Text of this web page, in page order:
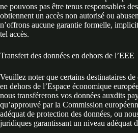
ne pouvons pas être tenus responsables
obtiennent un accès non autorisé ou
n’offrons aucune garantie formelle,
tel accès.
Transfert des données en dehors de l’EEE
Veuillez noter que certains destinataires
en dehors de l’Espace économique
nous transférerons vos données auxdits
qu’approuvé par la Commission
adéquat de protection des données, ou
juridiques garantissant un niveau adéquat